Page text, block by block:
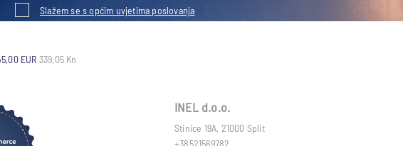
Slažem se s općim uvjetima poslovanja
EUR 339,05 Kn
INEL d.o.o.
Stinice 19A, 21000 Split
+38521569782